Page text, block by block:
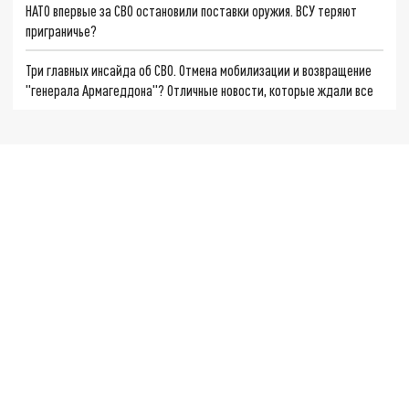
НАТО впервые за СВО остановили поставки оружия. ВСУ теряют
приграничье?
Три главных инсайда об СВО. Отмена мобилизации и возвращение
"генерала Армагеддона"? Отличные новости, которые ждали все